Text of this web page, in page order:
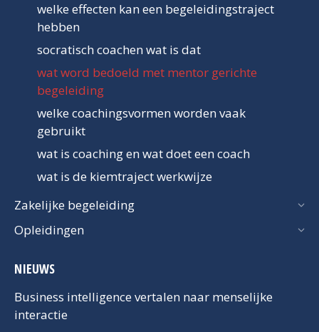
welke effecten kan een begeleidingstraject
hebben
socratisch coachen wat is dat
wat word bedoeld met mentor gerichte
begeleiding
welke coachingsvormen worden vaak
gebruikt
wat is coaching en wat doet een coach
wat is de kiemtraject werkwijze
Zakelijke begeleiding
Opleidingen
NIEUWS
Business intelligence vertalen naar menselijke
interactie